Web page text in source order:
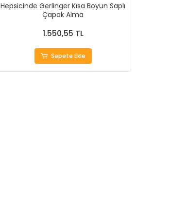
Hepsicinde Gerlinger Kısa Boyun Saplı
Çapak Alma
1.550,55 TL
Sepete Ekle